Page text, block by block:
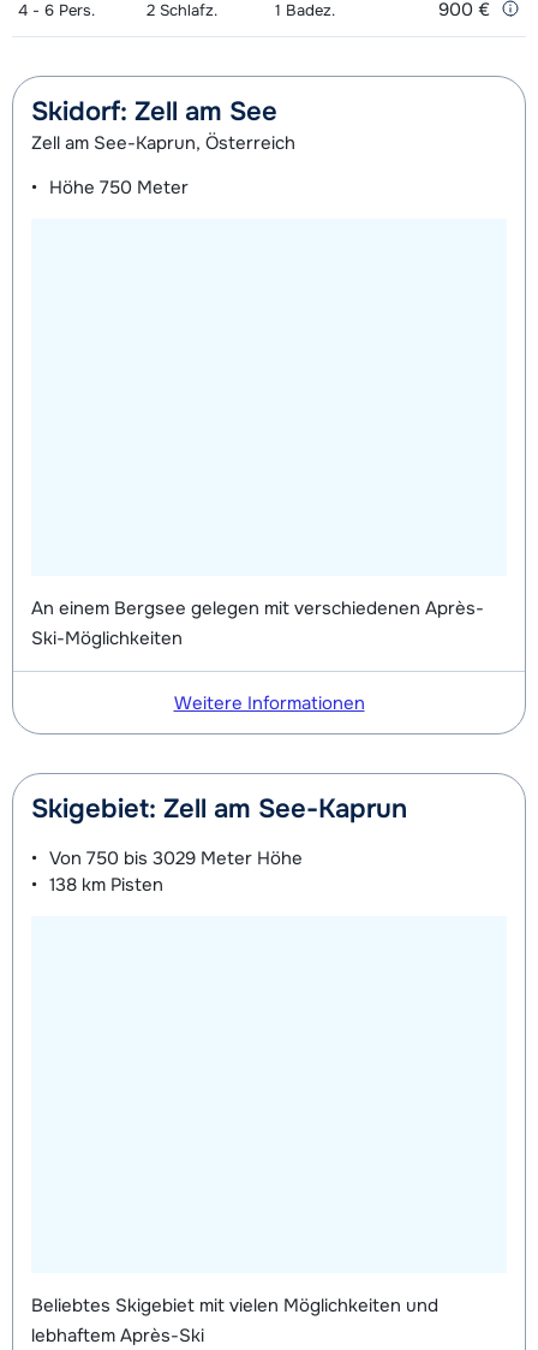
4 - 6 Pers. 2 Schlafz. 1 Badez. 900 €
Skidorf: Zell am See
Zell am See-Kaprun, Österreich
Höhe 750 Meter
An einem Bergsee gelegen mit verschiedenen Après-
Ski-Möglichkeiten
Weitere Informationen
Skigebiet: Zell am See-Kaprun
Von 750 bis 3029 Meter Höhe
138 km Pisten
Beliebtes Skigebiet mit vielen Möglichkeiten und
lebhaftem Après-Ski